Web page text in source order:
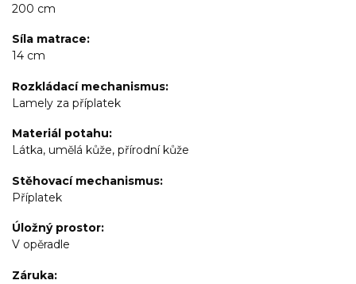
200 cm
Síla matrace
14 cm
Rozkládací mechanismus
Lamely za příplatek
Materiál potahu
Látka, umělá kůže, přírodní kůže
Stěhovací mechanismus
Příplatek
Úložný prostor
V opěradle
Záruka